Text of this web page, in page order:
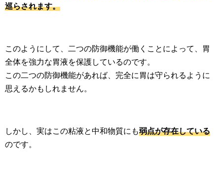
巡らされます。
このようにして、二つの防御機能が働くことによって、胃
全体を強力な胃液を保護しているのです。
この二つの防御機能があれば、完全に胃は守られるように
思えるかもしれません。
しかし、実はこの粘液と中和物質にも弱点が存在している
のです。